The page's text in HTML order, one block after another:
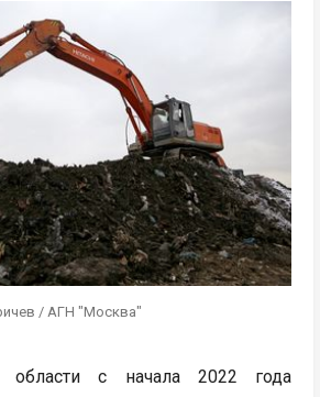
/ АГН "Москва"
области с начала 2022 года